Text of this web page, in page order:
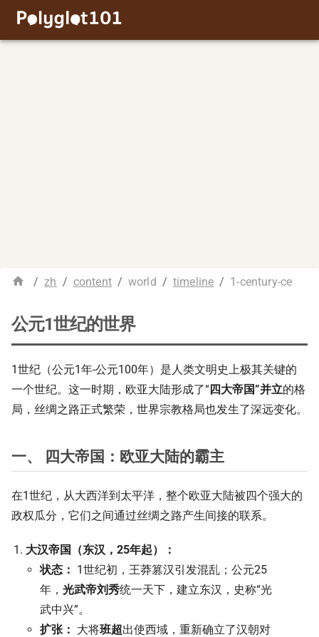
/ zh / content / world / timeline / 1-century-ce
公元1世纪的世界
1世纪（公元1年-公元100年）是人类文明史上极其关键的
一个世纪。这一时期，欧亚大陆形成了“四大帝国”并立的格
局，丝绸之路正式繁荣，世界宗教格局也发生了深远变化。
一、 四大帝国：欧亚大陆的霸主
在1世纪，从大西洋到太平洋，整个欧亚大陆被四个强大的
政权瓜分，它们之间通过丝绸之路产生间接的联系。
大汉帝国（东汉，25年起）：
状态： 1世纪初，王莽篡汉引发混乱；公元25
年， 光武帝刘秀统一天下，建立东汉，史称“光
武中兴”。
扩张： 大将班超出使西域，重新确立了汉朝对